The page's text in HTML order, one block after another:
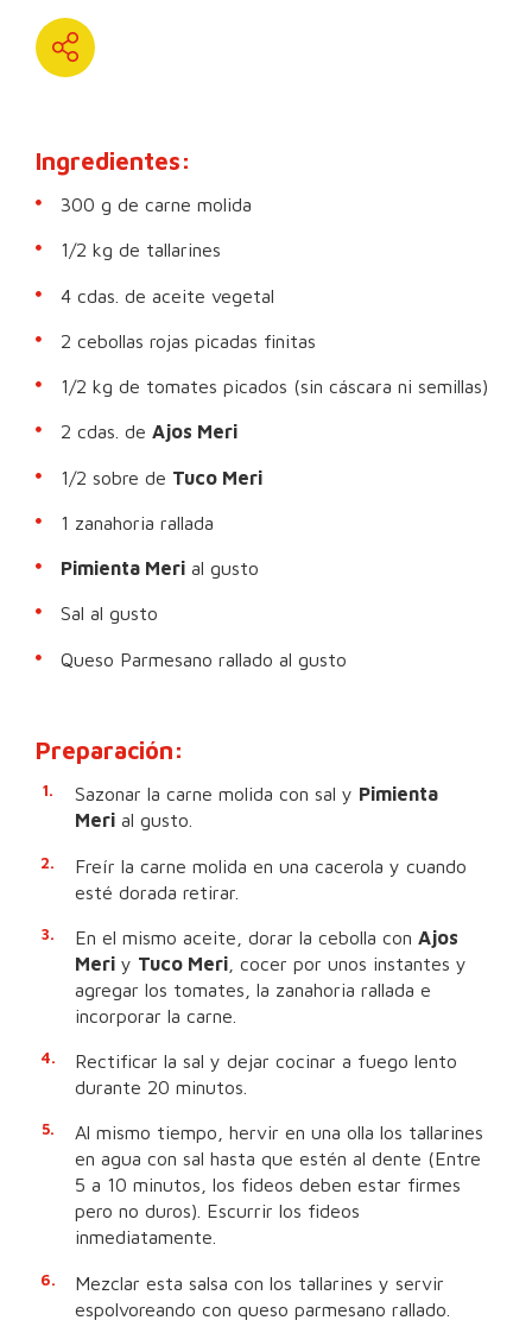
Ingredientes:
300 g de carne molida
1/2 kg de tallarines
4 cdas. de aceite vegetal
2 cebollas rojas picadas finitas
1/2 kg de tomates picados (sin cáscara ni semillas)
2 cdas. deAjos Meri
1/2 sobre de Tuco Meri
1 zanahoria rallada
Pimienta Meri al gusto
Sal al gusto
Queso Parmesano rallado al gusto
Preparación:
Sazonar la carne molida con sal y Pimienta
Meri al gusto.
Freír la carne molida en una cacerola y cuando
esté dorada retirar.
En el mismo aceite, dorar la cebolla conAjos
Meri y Tuco Meri , cocer por unos instantes y
agregar los tomates, la zanahoria rallada e
incorporar la carne.
Rectificar la sal y dejar cocinar a fuego lento
durante 20 minutos.
Al mismo tiempo, hervir en una olla los tallarines
en agua con sal hasta que estén al dente (Entre
5 a 10 minutos, los fideos deben estar firmes
pero no duros). Escurrir los fideos
inmediatamente.
Mezclar esta salsa con los tallarines y servir
espolvoreando con queso parmesano rallado.